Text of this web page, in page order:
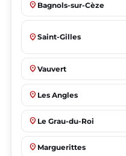
place Bagnols-sur-Cèze
place Saint-Gilles
place Vauvert
place Les Angles
place Le Grau-du-Roi
place Marguerittes